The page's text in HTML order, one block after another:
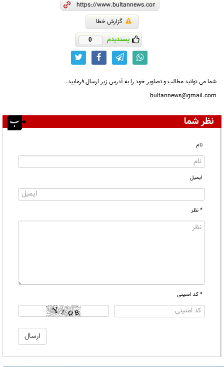
گزارش خطا
پسندیدم 0
شما می توانید مطالب و تصاویر خود را به آدرس زیر ارسال فرمایید.
bultannews@gmail.com
نظر شما
نام
ایمیل
* نظر
* کد امنیتی